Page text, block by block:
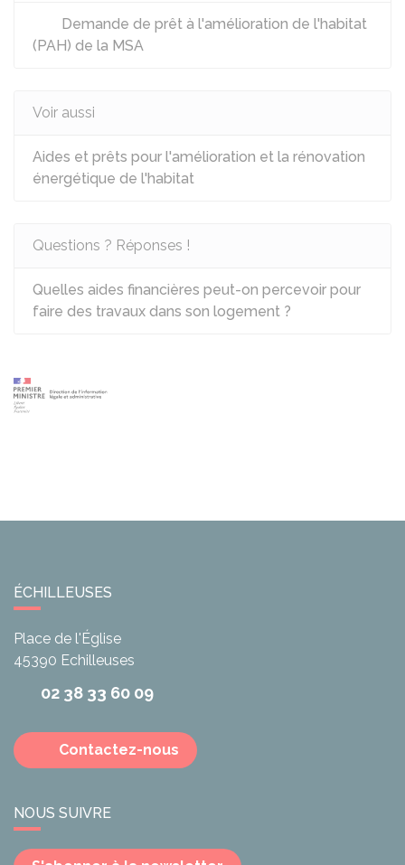
Demande de prêt à l'amélioration de l'habitat
(PAH) de la MSA
Voir aussi
Aides et prêts pour l'amélioration et la rénovation
énergétique de l'habitat
Questions ? Réponses !
Quelles aides financières peut-on percevoir pour
faire des travaux dans son logement ?
ÉCHILLEUSES
Place de l'Église
45390 Echilleuses
02 38 33 60 09
Contactez-nous
NOUS SUIVRE